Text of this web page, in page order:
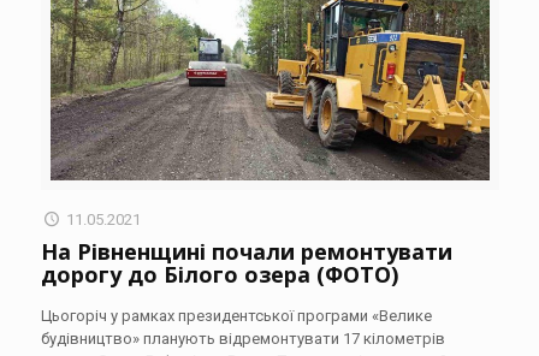
11.05.2021
На Рівненщині почали ремонтувати
дорогу до Білого озера (ФОТО)
Цьогоріч у рамках президентської програми «Велике
будівництво» планують відремонтувати 17 кілометрів